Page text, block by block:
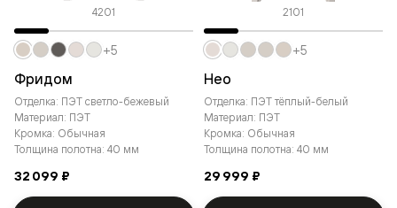
4201
Фридом
Отделка: ПЭТ светло-бежевый
Материал: ПЭТ
Кромка: Обычная
Толщина полотна: 40 мм
32 099 ₽
+5
2101
Нео
Отделка: ПЭТ тёплый-белый
Материал: ПЭТ
Кромка: Обычная
Толщина полотна: 40 мм
29 999 ₽
+5